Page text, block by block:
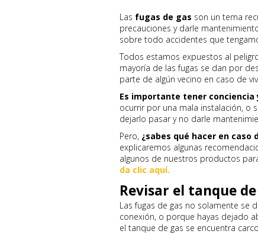
Las fugas de gas son un tema
precauciones y darle
sobre todo accidentes que
Todos estamos expuestos al
mayoría de las fugas se dan por
parte de algún vecino en caso de
Es importante tener conciencia
ocurrir por una mala instalación, o
dejarlo pasar y no darle
Pero, ¿sabes qué hacer en caso
explicaremos algunas
algunos de nuestros productos
da clic aquí.
Revisar el tanque
Las fugas de gas no solamente se
conexión, o porque hayas dejado
el tanque de gas se encuentra